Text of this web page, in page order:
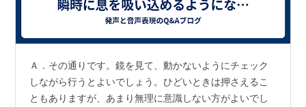
Ａ．その通りです。鏡を見て、動かないようにチェック
しながら行うとよいでしょう。ひどいときは押さえるこ
ともありますが、あまり無理に意識しない方がよいでし